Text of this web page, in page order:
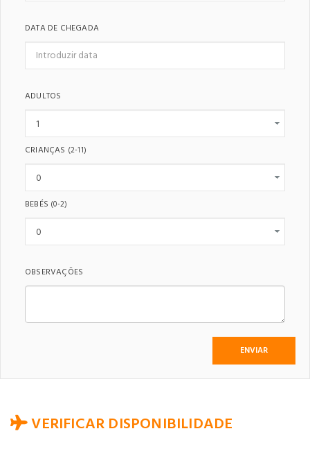
DATA DE CHEGADA
ADULTOS
CRIANÇAS (2-11)
BEBÉS (0-2)
OBSERVAÇÕES
VERIFICAR DISPONIBILIDADE